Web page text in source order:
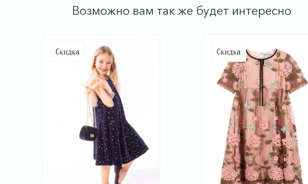
Возможно вам так же будет интересно
Скидка Скидка